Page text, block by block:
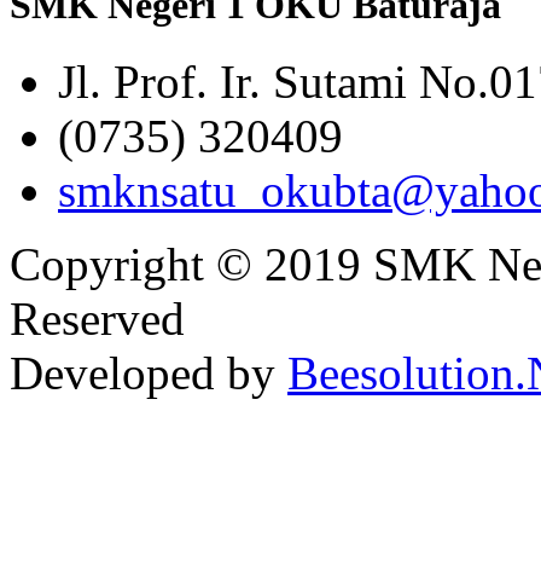
Jl. Prof. Ir. Sutami
(0735) 320409
Copyright © 2019 SMK
Reserved
Developed by